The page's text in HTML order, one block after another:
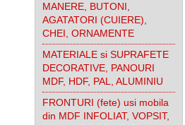
MANERE, BUTONI,
AGATATORI (CUIERE),
CHEI, ORNAMENTE
MATERIALE si SUPRAFETE
DECORATIVE, PANOURI
MDF, HDF, PAL, ALUMINIU
FRONTURI (fete) usi mobila
din MDF INFOLIAT, VOPSIT,